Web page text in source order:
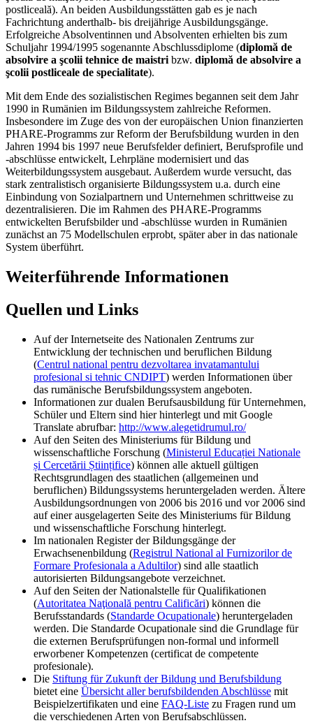
postliceală). An beiden Ausbildungsstätten gab es je nach
Fachrichtung anderthalb- bis dreijährige Ausbildungsgänge.
Erfolgreiche Absolventinnen und Absolventen erhielten bis zum
Schuljahr 1994/1995 sogenannte Abschlussdiplome (diplomă de
absolvire a şcolii tehnice de maistri bzw. diplomă de absolvire a
şcolii postliceale de specialitate).
Mit dem Ende des sozialistischen Regimes begannen seit dem Jahr
1990 in Rumänien im Bildungssystem zahlreiche Reformen.
Insbesondere im Zuge des von der europäischen Union finanzierten
PHARE-Programms zur Reform der Berufsbildung wurden in den
Jahren 1994 bis 1997 neue Berufsfelder definiert, Berufsprofile und
-abschlüsse entwickelt, Lehrpläne modernisiert und das
Weiterbildungssystem ausgebaut. Außerdem wurde versucht, das
stark zentralistisch organisierte Bildungssystem u.a. durch eine
Einbindung von Sozialpartnern und Unternehmen schrittweise zu
dezentralisieren. Die im Rahmen des PHARE-Programms
entwickelten Berufsbilder und -abschlüsse wurden in Rumänien
zunächst an 75 Modellschulen erprobt, später aber in das nationale
System überführt.
Weiterführende Informationen
Quellen und Links
Auf der Internetseite des Nationalen Zentrums zur
Entwicklung der technischen und beruflichen Bildung
(Centrul national pentru dezvoltarea invatamantului
profesional si tehnic CNDIPT) werden Informationen über
das rumänische Berufsbildungssystem angeboten.
Informationen zur dualen Berufsausbildung für Unternehmen,
Schüler und Eltern sind hier hinterlegt und mit Google
Translate abrufbar: http://www.alegetidrumul.ro/
Auf den Seiten des Ministeriums für Bildung und
wissenschaftliche Forschung (Ministerul Educației Nationale
și Cercetării Științifice) können alle aktuell gültigen
Rechtsgrundlagen des staatlichen (allgemeinen und
beruflichen) Bildungssystems heruntergeladen werden. Ältere
Ausbildungsordnungen von 2006 bis 2016 und vor 2006 sind
auf einer ausgelagerten Seite des Ministeriums für Bildung
und wissenschaftliche Forschung hinterlegt.
Im nationalen Register der Bildungsgänge der
Erwachsenenbildung (Registrul National al Furnizorilor de
Formare Profesionala a Adultilor) sind alle staatlich
autorisierten Bildungsangebote verzeichnet.
Auf den Seiten der Nationalstelle für Qualifikationen
(Autoritatea Naţională pentru Calificări) können die
Berufsstandards (Standarde Ocupationale) heruntergeladen
werden. Die Standarde Ocupationale sind die Grundlage für
die externen Berufsprüfungen non-formal und informell
erworbener Kompetenzen (certificat de competente
profesionale).
Die Stiftung für Zukunft der Bildung und Berufsbildung
bietet eine Übersicht aller berufsbildenden Abschlüsse mit
Beispielzertifikaten und eine FAQ-Liste zu Fragen rund um
die verschiedenen Arten von Berufsabschlüssen.